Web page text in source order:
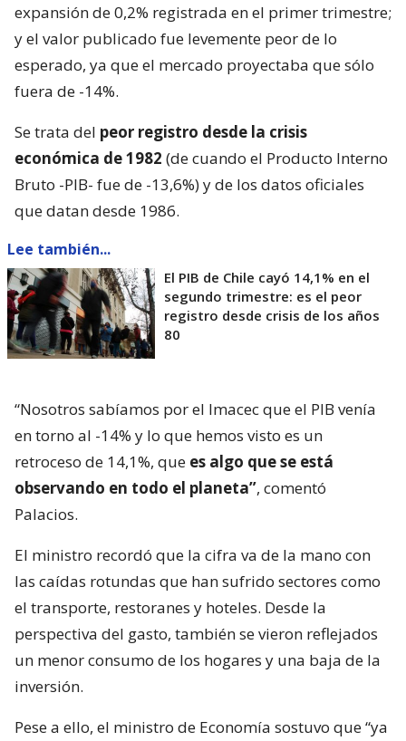
expansión de 0,2% registrada en el primer trimestre;
y el valor publicado fue levemente peor de lo
esperado, ya que el mercado proyectaba que sólo
fuera de -14%.
Se trata del peor registro desde la crisis
económica de 1982 (de cuando el Producto Interno
Bruto -PIB- fue de -13,6%) y de los datos oficiales
que datan desde 1986.
Lee también...
El PIB de Chile cayó 14,1% en el
segundo trimestre: es el peor
registro desde crisis de los años
80
“Nosotros sabíamos por el Imacec que el PIB venía
en torno al -14% y lo que hemos visto es un
retroceso de 14,1%, que es algo que se está
observando en todo el planeta”, comentó
Palacios.
El ministro recordó que la cifra va de la mano con
las caídas rotundas que han sufrido sectores como
el transporte, restoranes y hoteles. Desde la
perspectiva del gasto, también se vieron reflejados
un menor consumo de los hogares y una baja de la
inversión.
Pese a ello, el ministro de Economía sostuvo que “ya